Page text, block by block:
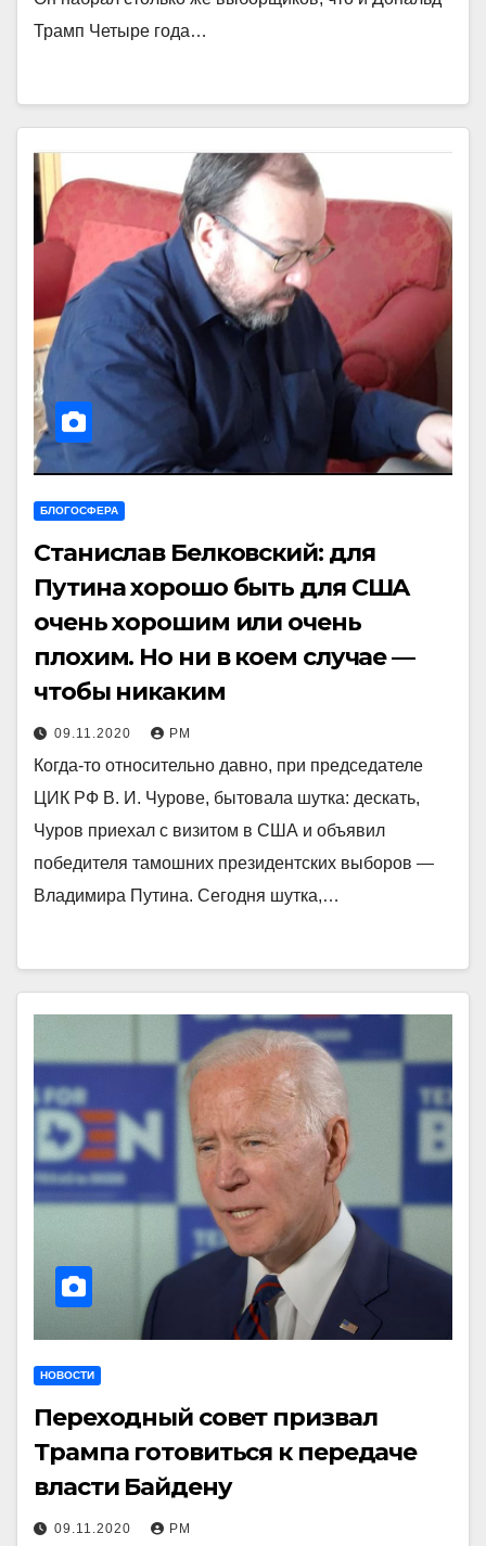
Трамп Четыре года…
БЛОГОСФЕРА
Станислав Белковский: для
Путина хорошо быть для США
очень хорошим или очень
плохим. Но ни в коем случае —
чтобы никаким
09.11.2020 РМ
Когда-то относительно давно, при председателе
ЦИК РФ В. И. Чурове, бытовала шутка: дескать,
Чуров приехал с визитом в США и объявил
победителя тамошних президентских выборов —
Владимира Путина. Сегодня шутка,…
НОВОСТИ
Переходный совет призвал
Трампа готовиться к передаче
власти Байдену
09.11.2020 РМ